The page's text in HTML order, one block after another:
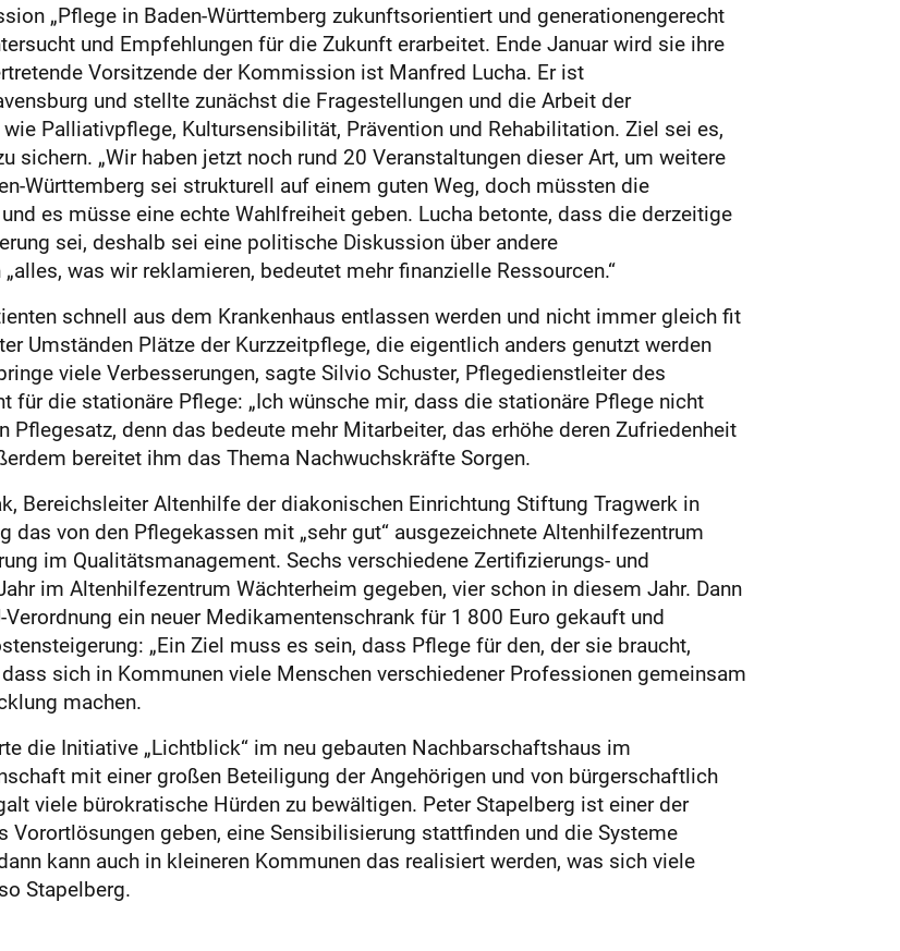
„Pflege in Baden-Württemberg zukunftsorientiert und generationengerecht
und Empfehlungen für die Zukunft erarbeitet. Ende Januar wird sie ihre
Vorsitzende der Kommission ist Manfred Lucha. Er ist
und stellte zunächst die Fragestellungen und die Arbeit der
Palliativpflege, Kultursensibilität, Prävention und Rehabilitation. Ziel sei es,
sichern. „Wir haben jetzt noch rund 20 Veranstaltungen dieser Art, um weitere
Württemberg sei strukturell auf einem guten Weg, doch müssten die
es müsse eine echte Wahlfreiheit geben. Lucha betonte, dass die derzeitige
sei, deshalb sei eine politische Diskussion über andere
was wir reklamieren, bedeutet mehr finanzielle Ressourcen.“
schnell aus dem Krankenhaus entlassen werden und nicht immer gleich fit
Umständen Plätze der Kurzzeitpflege, die eigentlich anders genutzt werden
viele Verbesserungen, sagte Silvio Schuster, Pflegedienstleiter des
für die stationäre Pflege: „Ich wünsche mir, dass die stationäre Pflege nicht
Pflegesatz, denn das bedeute mehr Mitarbeiter, das erhöhe deren Zufriedenheit
bereitet ihm das Thema Nachwuchskräfte Sorgen.
Bereichsleiter Altenhilfe der diakonischen Einrichtung Stiftung Tragwerk in
von den Pflegekassen mit „sehr gut“ ausgezeichnete Altenhilfezentrum
im Qualitätsmanagement. Sechs verschiedene Zertifizierungs- und
im Altenhilfezentrum Wächterheim gegeben, vier schon in diesem Jahr. Dann
ein neuer Medikamentenschrank für 1 800 Euro gekauft und
„Ein Ziel muss es sein, dass Pflege für den, der sie braucht,
sich in Kommunen viele Menschen verschiedener Professionen gemeinsam
machen.
die Initiative „Lichtblick“ im neu gebauten Nachbarschaftshaus im
mit einer großen Beteiligung der Angehörigen und von bürgerschaftlich
viele bürokratische Hürden zu bewältigen. Peter Stapelberg ist einer der
geben, eine Sensibilisierung stattfinden und die Systeme
kann auch in kleineren Kommunen das realisiert werden, was sich viele
Stapelberg.